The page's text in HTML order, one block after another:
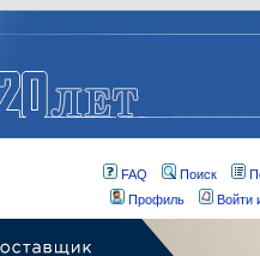
FAQ Поиск
Профиль
Войти